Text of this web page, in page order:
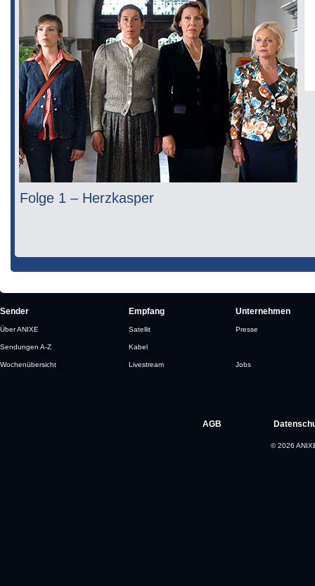
Folge 1 – Herzkasper
Sender Empfang Unternehmen
Über ANIXE Satellit Presse
Sendungen A-Z Kabel
Wochenübersicht Livestream Jobs
AGB
© 2026